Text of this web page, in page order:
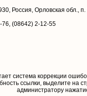
Россия, Орловская обл.,
76, (08642) 2-12-55
система коррекции
ссылки, выделите на
aдминистратору